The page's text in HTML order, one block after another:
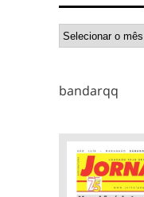
bandarqq